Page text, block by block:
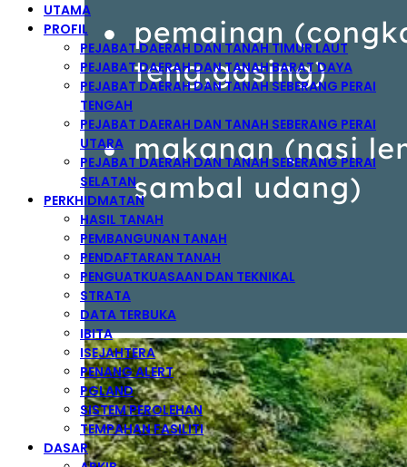
UTAMA
PROFIL
PEJABAT DAERAH DAN TANAH TIMUR LAUT
PEJABAT DAERAH DAN TANAH BARAT DAYA
PEJABAT DAERAH DAN TANAH SEBERANG PERAI
TENGAH
PEJABAT DAERAH DAN TANAH SEBERANG PERAI
UTARA
PEJABAT DAERAH DAN TANAH SEBERANG PERAI
SELATAN
PERKHIDMATAN
HASIL TANAH
PEMBANGUNAN TANAH
PENDAFTARAN TANAH
PENGUATKUASAAN DAN TEKNIKAL
STRATA
DATA TERBUKA
IBITA
ISEJAHTERA
PENANG ALERT
PGLAND
SISTEM PEROLEHAN
TEMPAHAN FASILITI
DASAR